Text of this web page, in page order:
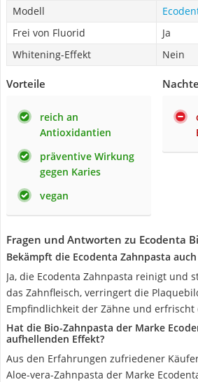
Modell
Frei von Fluorid
Ja
Whitening-Effekt
Nein
Vorteile
reich an
Antioxidantien
präventive Wirkung
gegen Karies
vegan
Fragen und Antworten zu Ecodenta
Bekämpft die Ecodenta Zahnpasta
Ja, die Ecodenta Zahnpasta reinigt und
das Zahnfleisch, verringert die
Empfindlichkeit der Zähne und erfrischt
Hat die Bio-Zahnpasta der Marke
aufhellenden Effekt?
Aus den Erfahrungen zufriedener
Aloe-vera-Zahnpasta der Marke